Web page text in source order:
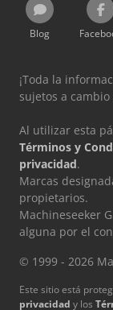
Blog
¡Toda la
sujetos a
Al utilizar esta
Términos y
privacidad.
Marcas
propietarios.
Machineseeker
alguna por el
© 1999 - 2026
Este sitio está
privacidad y los